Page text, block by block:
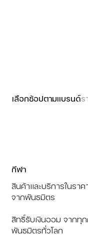
เลือกช้อปตามแบรนด์ร
กีฬา
สินค้าและบริการในรา
จากพันธมิตร
สิทธิ์รับเงินออม จากทุ
พันธมิตรทั่วโลก